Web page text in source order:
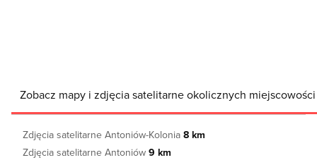
Zobacz mapy i zdjęcia satelitarne okolicznych
Zdjęcia satelitarne Antoniów-Kolonia 8 km
Zdjęcia satelitarne Antoniów 9 km